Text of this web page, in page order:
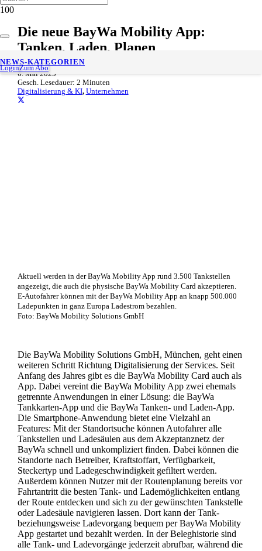
LoginZum Abo
NEWS-KATEGORIEN
Die neue BayWa Mobility App:
Tanken, Laden, Planen
6. Mai 2025
Gesch. Lesedauer: 2 Minuten
Digitalisierung & KI, Unternehmen
Aktuell werden in der BayWa Mobility App rund 3.500 Tankstellen
angezeigt, die auch die physische BayWa Mobility Card akzeptieren.
E-Autofahrer können mit der BayWa Mobility App an knapp 500.000
Ladepunkten in ganz Europa Ladestrom bezahlen.
Foto: BayWa Mobility Solutions GmbH
Die BayWa Mobility Solutions GmbH, München, geht einen
weiteren Schritt Richtung Digitalisierung der Services. Seit
Anfang des Jahres gibt es die BayWa Mobility Card auch als
App. Dabei vereint die BayWa Mobility App zwei ehemals
getrennte Anwendungen in einer Lösung: die BayWa
Tankkarten-App und die BayWa Tanken- und Laden-App.
Die Smartphone-Anwendung bietet eine Vielzahl an
Features: Mit der Standortsuche können Autofahrer alle
Tankstellen und Ladesäulen aus dem Akzeptanznetz der
BayWa schnell und unkompliziert finden. Dabei können die
Standorte nach Betreiber, Kraftstoffart, Verfügbarkeit,
Steckertyp und Ladegeschwindigkeit gefiltert werden.
Außerdem können Nutzer mit der Routenplanung bereits vor
Fahrtantritt die besten Tank- und Lademöglichkeiten entlang
der Route entdecken und sich zu der gewünschten Tankstelle
oder Ladesäule navigieren lassen. Dort kann der Tank-
beziehungsweise Ladevorgang bequem per BayWa Mobility
App gestartet und bezahlt werden. In der Beleghistorie sind
alle Tank- und Ladevorgänge jederzeit abrufbar, während die